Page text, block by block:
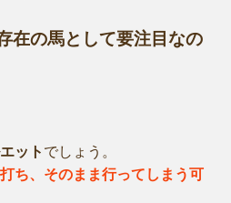
在の馬として要注目なの
ット でしょう。
ち、そのまま行ってしまう可